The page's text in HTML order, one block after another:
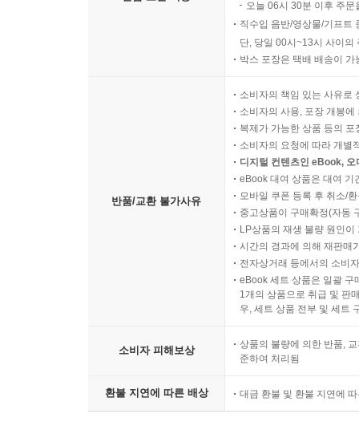
오늘 06시 30분 이후 주
직수입 음반/영상물/기프트
단, 당일 00시~13시 사이의
박스 포장은 택배 배송이
반품/교환 불가사유
소비자의 책임 있는 사유로
소비자의 사용, 포장 개봉
복제가 가능한 상품 등의
소비자의 요청에 따라 개별
디지털 컨텐츠인 eBook,
eBook 대여 상품은 대여 기
모바일 쿠폰 등록 후 취소/
중고상품이 구매확정(자동
LP상품의 재생 불량 원인
시간의 경과에 의해 재판매
전자상거래 등에서의 소비
eBook 세트 상품은 일괄 구
1개의 상품으로 취급 및 판
우, 세트 상품 전부 및 세트
소비자 피해보상
상품의 불량에 의한 반품,
준하여 처리됨
환불 지연에 따른 배상 대금 환불 및 환불 지연에